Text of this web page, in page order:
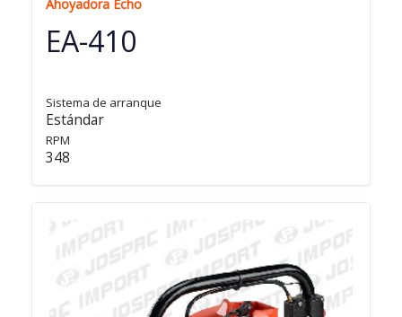
Ahoyadora Echo
EA-410
Sistema de arranque
Estándar
RPM
348